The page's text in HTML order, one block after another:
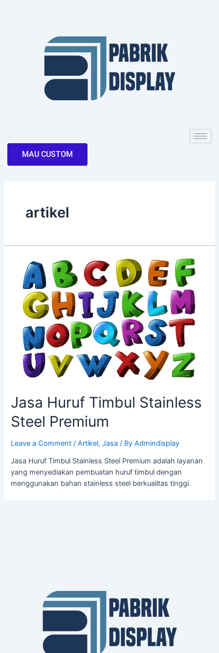
MAU CUSTOM
artikel
Jasa Huruf Timbul Stainless
Steel Premium
Leave a Comment /Artikel,Jasa / ByAdmindisplay
Jasa Huruf Timbul Stainless Steel Premium adalah layanan
yang menyediakan pembuatan huruf timbul dengan
menggunakan bahan stainless steel berkualitas tinggi.